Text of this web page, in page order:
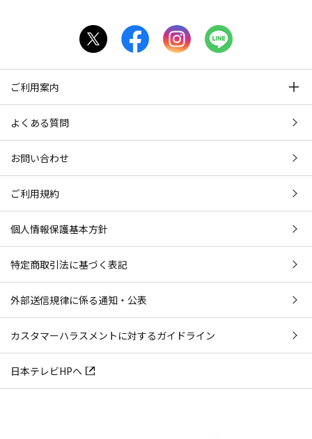
ご利用案内
よくある質問
お問い合わせ
ご利用規約
個人情報保護基本方針
特定商取引法に基づく表記
外部送信規律に係る通知・公表
カスタマーハラスメントに対するガイドライン
日本テレビHPへ